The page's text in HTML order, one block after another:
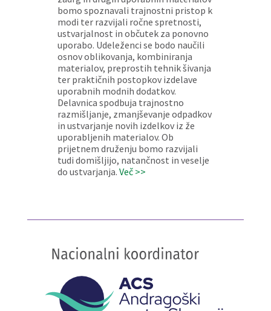
bomo spoznavali trajnostni pristop k
modi ter razvijali ročne spretnosti,
ustvarjalnost in občutek za ponovno
uporabo. Udeleženci se bodo naučili
osnov oblikovanja, kombiniranja
materialov, preprostih tehnik šivanja
ter praktičnih postopkov izdelave
uporabnih modnih dodatkov.
Delavnica spodbuja trajnostno
razmišljanje, zmanjševanje odpadkov
in ustvarjanje novih izdelkov iz že
uporabljenih materialov. Ob
prijetnem druženju bomo razvijali
tudi domišljijo, natančnost in veselje
do ustvarjanja. Več >>